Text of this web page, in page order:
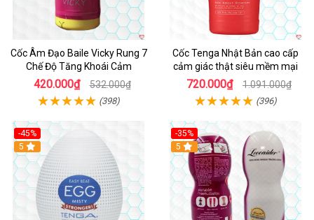
Cốc Âm Đạo Baile Vicky Rung 7
Chế Độ Tăng Khoái Cảm
420.000₫ 532.000₫
(398)
Cốc Tenga Nhật Bản cao cấp
cảm giác thật siêu mềm mại
720.000₫ 1.091.000₫
(396)
-45%
Hot
5
-35%
5